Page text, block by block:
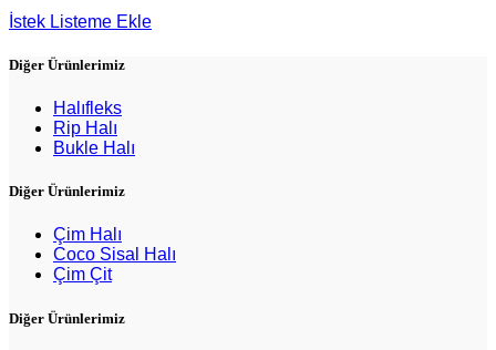
İstek Listeme Ekle
Diğer Ürünlerimiz
Halıfleks
Rip Halı
Bukle Halı
Diğer Ürünlerimiz
Çim Halı
Coco Sisal Halı
Çim Çit
Diğer Ürünlerimiz